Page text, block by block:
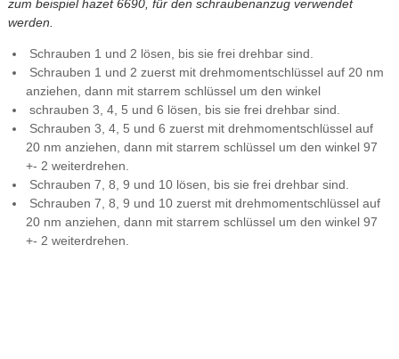
zum beispiel hazet 6690, für den schraubenanzug verwendet
werden.
Schrauben 1 und 2 lösen, bis sie frei drehbar sind.
Schrauben 1 und 2 zuerst mit drehmomentschlüssel auf 20 nm
anziehen, dann mit starrem schlüssel um den winkel
schrauben 3, 4, 5 und 6 lösen, bis sie frei drehbar sind.
Schrauben 3, 4, 5 und 6 zuerst mit drehmomentschlüssel auf
20 nm anziehen, dann mit starrem schlüssel um den winkel 97
+- 2 weiterdrehen.
Schrauben 7, 8, 9 und 10 lösen, bis sie frei drehbar sind.
Schrauben 7, 8, 9 und 10 zuerst mit drehmomentschlüssel auf
20 nm anziehen, dann mit starrem schlüssel um den winkel 97
+- 2 weiterdrehen.